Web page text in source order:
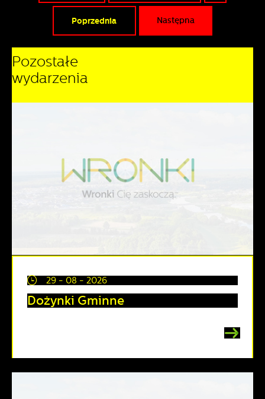
Poprzednia Następna
Pozostałe
wydarzenia
29 - 08 - 2026
Dożynki Gminne